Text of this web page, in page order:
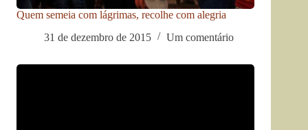
Quem semeia com lágrimas, recolhe com alegria
31 de dezembro de 2015
Um comentário